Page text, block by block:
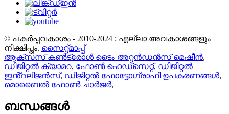
© പകർപ്പവകാശം - 2010-2024 : എല്ലാ അവകാശങ്ങളും
നിക്ഷിപ്തം. സൈറ്റ്മാപ്പ്
ആക്സസ് കൺട്രോൾ ടൈം അറ്റൻഡൻസ് മെഷീൻ,
ഡിജിറ്റൽ ക്യാമറ, ഫോൺ ഹെഡ്സെറ്റ്, ഡിജിറ്റൽ
ഇൻ്റലിജൻസ്, ഡിജിറ്റൽ ഫോട്ടോഗ്രാഫി ഉപകരണങ്ങൾ,
മൊബൈൽ ഫോൺ ചാർജർ,
ബന്ധങ്ങൾ